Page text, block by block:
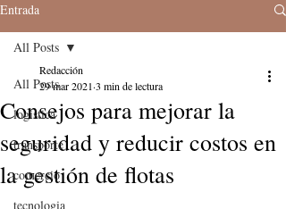
Entrada
All Posts
logistica
transporte
comercio
tecnologia
All Posts
Consejos para mejorar la
seguridad y reducir costos en
la gestión de flotas
Redacción
29 mar 2021 3 min de lectura